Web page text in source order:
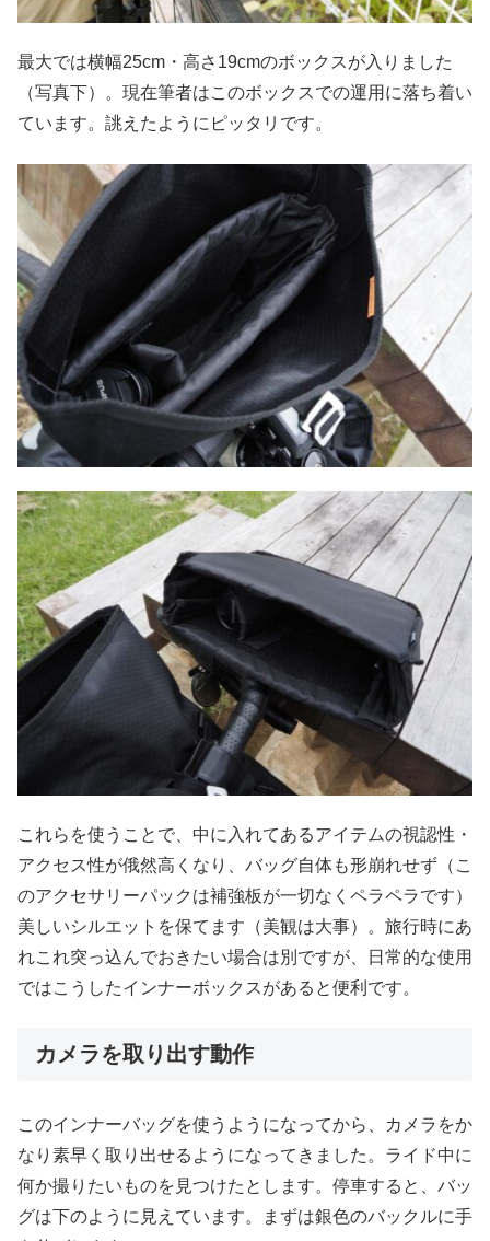
最大では横幅25cm・高さ19cmのボックスが入りました
（写真下）。現在筆者はこのボックスでの運用に落ち着い
ています。誂えたようにピッタリです。
これらを使うことで、中に入れてあるアイテムの視認性・
アクセス性が俄然高くなり、バッグ自体も形崩れせず（こ
のアクセサリーパックは補強板が一切なくペラペラです）
美しいシルエットを保てます（美観は大事）。旅行時にあ
れこれ突っ込んでおきたい場合は別ですが、日常的な使用
ではこうしたインナーボックスがあると便利です。
カメラを取り出す動作
このインナーバッグを使うようになってから、カメラをか
なり素早く取り出せるようになってきました。ライド中に
何か撮りたいものを見つけたとします。停車すると、バッ
グは下のように見えています。まずは銀色のバックルに手